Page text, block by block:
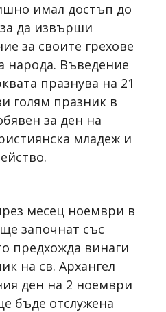
имал достъп до
да извърши
за своите грехове
народа. Въведение
празнува на 21
голям празник в
за ден на
младеж и
месец ноември в
започнат със
предхожда винаги
на св. Архангел
ден на 2 ноември
бъде отслужена